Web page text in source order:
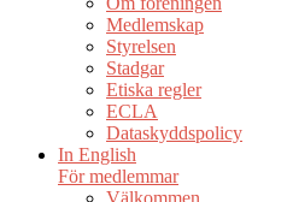
Medlemskap
Styrelsen
Stadgar
Etiska regler
ECLA
Dataskyddspolicy
In English
För medlemmar
Välkommen